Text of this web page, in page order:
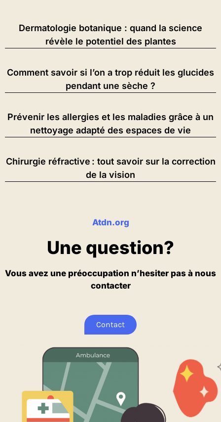
Dermatologie botanique : quand la science
révèle le potentiel des plantes
Comment savoir si l’on a trop réduit les glucides
pendant une sèche ?
Prévenir les allergies et les maladies grâce à un
nettoyage adapté des espaces de vie
Chirurgie réfractive : tout savoir sur la correction
de la vision
Atdn.org
Une question?
Vous avez une préoccupation n’hesiter pas à nous
contacter
Contact